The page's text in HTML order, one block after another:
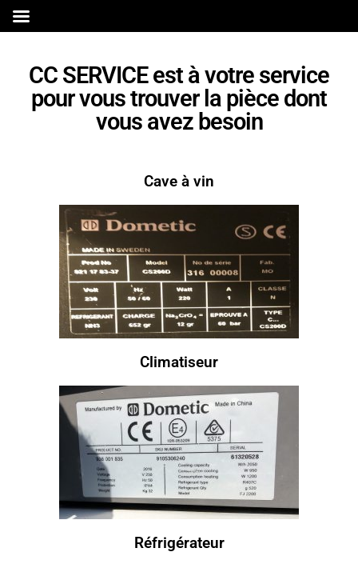
CC SERVICE est à votre service
pour vous trouver la pièce dont
vous avez besoin
Cave à vin
Climatiseur
Réfrigérateur